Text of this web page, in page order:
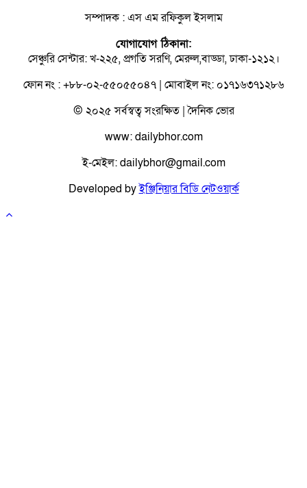
সম্পাদক : এস এম রফিকুল ইসলাম
যোগাযোগ ঠিকানা:
সেঞ্চুরি সেন্টার: খ-২২৫, প্রগতি সরণি, মেরুল,বাড্ডা, ঢাকা-১২১২।
ফোন নং : +৮৮-০২-৫৫০৫৫০৪৭ | মোবাইল নং: ০১৭১৬৩৭১২৮৬
© ২০২৫ সর্বস্বত্ব সংরক্ষিত | দৈনিক ভোর
www: dailybhor.com
ই-মেইল: dailybhor@gmail.com
Developed byইঞ্জিনিয়ার বিডি নেটওয়ার্ক